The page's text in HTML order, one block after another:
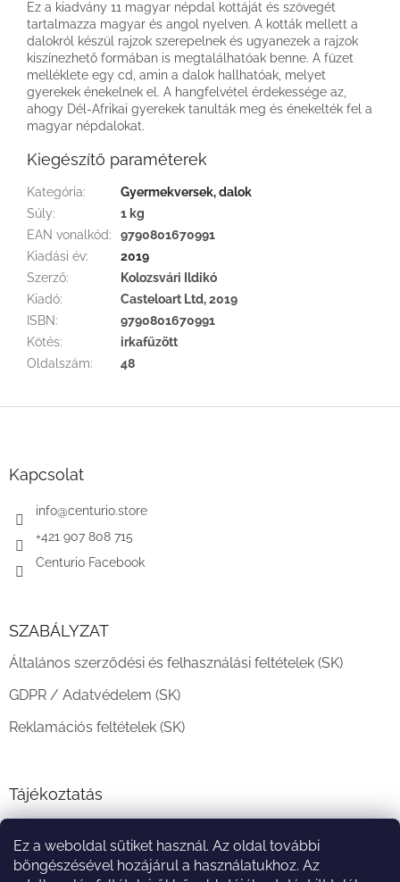
Ez a weboldal sütiket használ. Az oldal további
böngészésével hozájárul a használatukhoz. Az
Ez a kiadvány 11 magyar népdal kottáját és szövegét
tartalmazza magyar és angol nyelven. A kották mellett a
dalokról készül rajzok szerepelnek és ugyanezek a rajzok
kiszínezhető formában is megtalálhatóak benne. A füzet
melléklete egy cd, amin a dalok hallhatóak, melyet
gyerekek énekelnek el. A hangfelvétel érdekessége az,
ahogy Dél-Afrikai gyerekek tanulták meg és énekelték fel a
magyar népdalokat.
Kiegészítő paraméterek
Kategória:
Gyermekversek, dalok
Súly:
1 kg
EAN vonalkód:
9790801670991
Kiadási év:
2019
Szerző:
Kolozsvári Ildikó
Kiadó:
Casteloart Ltd, 2019
ISBN:
9790801670991
Kötés:
irkafűzött
Oldalszám: 48
Kapcsolat
info@centurio.store
+421 907 808 715
Centurio Facebook
SZABÁLYZAT
Általános szerződési és felhasználási feltételek (SK)
GDPR / Adatvédelem (SK)
Reklamációs feltételek (SK)
Tájékoztatás
A vásárlás menete